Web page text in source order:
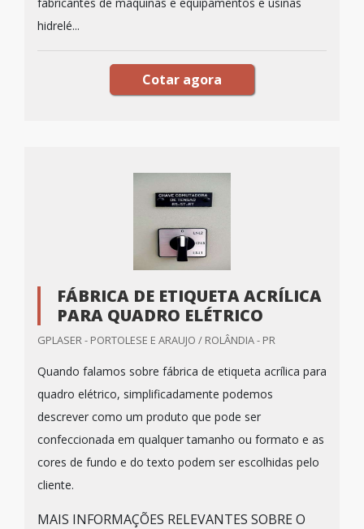
hidrelé...
Cotar agora
FÁBRICA DE ETIQUETA ACRÍLICA
PARA QUADRO ELÉTRICO
GPLASER - PORTOLESE E ARAUJO / ROLÂNDIA - PR
Quando falamos sobre fábrica de etiqueta acrílica para
quadro elétrico, simplificadamente podemos
descrever como um produto que pode ser
confeccionada em qualquer tamanho ou formato e as
cores de fundo e do texto podem ser escolhidas pelo
cliente.
MAIS INFORMAÇÕES RELEVANTES SOBRE O